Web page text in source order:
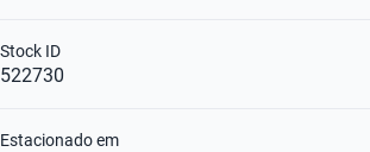
522730
Stock ID
Estacionado em